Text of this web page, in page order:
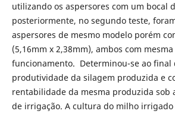
utilizando os aspersores com um bocal
posteriormente, no segundo teste,
aspersores de mesmo modelo porém
(5,16mm x 2,38mm), ambos com
funcionamento. Determinou-se ao final
produtividade da silagem produzida e
rentabilidade da mesma produzida sob
de irrigação. A cultura do milho irrigado